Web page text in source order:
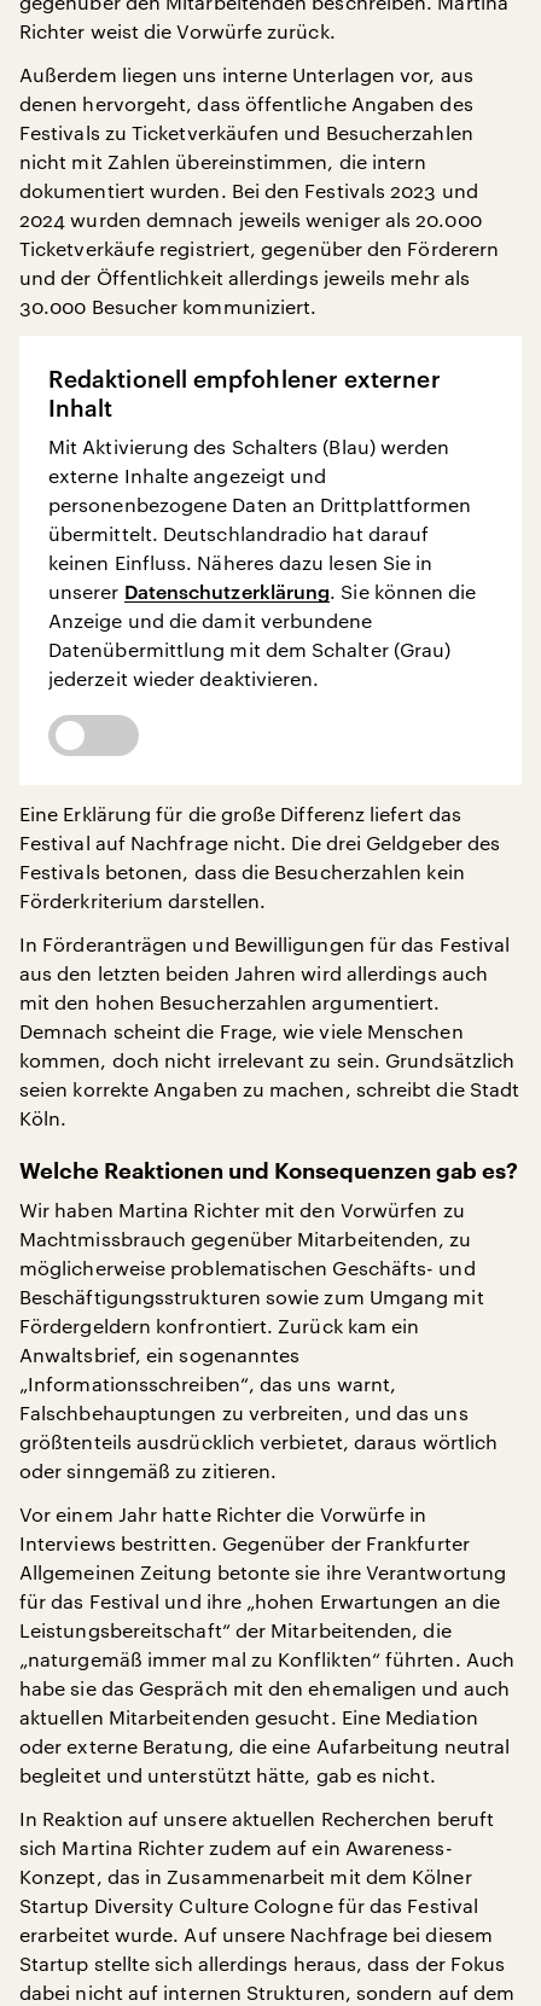
Richter weist die Vorwürfe zurück.
Außerdem liegen uns interne Unterlagen vor, aus
denen hervorgeht, dass öffentliche Angaben des
Festivals zu Ticketverkäufen und Besucherzahlen
nicht mit Zahlen übereinstimmen, die intern
dokumentiert wurden. Bei den Festivals 2023 und
2024 wurden demnach jeweils weniger als 20.000
Ticketverkäufe registriert, gegenüber den Förderern
und der Öffentlichkeit allerdings jeweils mehr als
30.000 Besucher kommuniziert.
Redaktionell empfohlener externer
Inhalt
Mit Aktivierung des Schalters (Blau) werden
externe Inhalte angezeigt und
personenbezogene Daten an Drittplattformen
übermittelt. Deutschlandradio hat darauf
keinen Einfluss. Näheres dazu lesen Sie in
unserer Datenschutzerklärung. Sie können die
Anzeige und die damit verbundene
Datenübermittlung mit dem Schalter (Grau)
jederzeit wieder deaktivieren.
Eine Erklärung für die große Differenz liefert das
Festival auf Nachfrage nicht. Die drei Geldgeber des
Festivals betonen, dass die Besucherzahlen kein
Förderkriterium darstellen.
In Förderanträgen und Bewilligungen für das Festival
aus den letzten beiden Jahren wird allerdings auch
mit den hohen Besucherzahlen argumentiert.
Demnach scheint die Frage, wie viele Menschen
kommen, doch nicht irrelevant zu sein. Grundsätzlich
seien korrekte Angaben zu machen, schreibt die Stadt
Köln.
Welche Reaktionen und Konsequenzen gab es?
Wir haben Martina Richter mit den Vorwürfen zu
Machtmissbrauch gegenüber Mitarbeitenden, zu
möglicherweise problematischen Geschäfts- und
Beschäftigungsstrukturen sowie zum Umgang mit
Fördergeldern konfrontiert. Zurück kam ein
Anwaltsbrief, ein sogenanntes
„Informationsschreiben“, das uns warnt,
Falschbehauptungen zu verbreiten, und das uns
größtenteils ausdrücklich verbietet, daraus wörtlich
oder sinngemäß zu zitieren.
Vor einem Jahr hatte Richter die Vorwürfe in
Interviews bestritten. Gegenüber der Frankfurter
Allgemeinen Zeitung betonte sie ihre Verantwortung
für das Festival und ihre „hohen Erwartungen an die
Leistungsbereitschaft“ der Mitarbeitenden, die
„naturgemäß immer mal zu Konflikten“ führten. Auch
habe sie das Gespräch mit den ehemaligen und auch
aktuellen Mitarbeitenden gesucht. Eine Mediation
oder externe Beratung, die eine Aufarbeitung neutral
begleitet und unterstützt hätte, gab es nicht.
In Reaktion auf unsere aktuellen Recherchen beruft
sich Martina Richter zudem auf ein Awareness-
Konzept, das in Zusammenarbeit mit dem Kölner
Startup Diversity Culture Cologne für das Festival
erarbeitet wurde. Auf unsere Nachfrage bei diesem
Startup stellte sich allerdings heraus, dass der Fokus
dabei nicht auf internen Strukturen, sondern auf dem